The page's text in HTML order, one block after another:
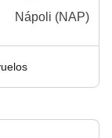
Nápoli (NAP)